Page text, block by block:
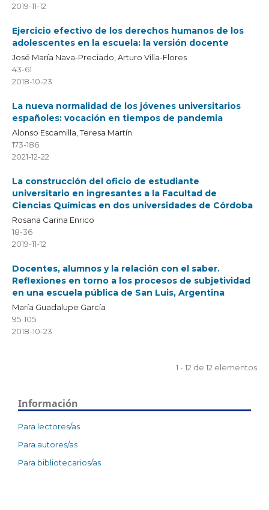
2019-11-12
Ejercicio efectivo de los derechos humanos de los
adolescentes en la escuela: la versión docente
José María Nava-Preciado, Arturo Villa-Flores
43-61
2018-10-23
La nueva normalidad de los jóvenes universitarios
españoles: vocación en tiempos de pandemia
Alonso Escamilla, Teresa Martín
173-186
2021-12-22
La construcción del oficio de estudiante
universitario en ingresantes a la Facultad de
Ciencias Químicas en dos universidades de Córdoba
Rosana Carina Enrico
18-36
2019-11-12
Docentes, alumnos y la relación con el saber.
Reflexiones en torno a los procesos de subjetividad
en una escuela pública de San Luis, Argentina
María Guadalupe García
95-105
2018-10-23
1 - 12 de 12 elementos
Información
Para lectores/as
Para autores/as
Para bibliotecarios/as